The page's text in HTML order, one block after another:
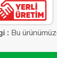
: Bu